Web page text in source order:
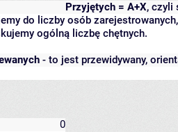
Przyjętych = A+X, czyli
do liczby osób
ogólną liczbę chętnych.
- to jest przewidywany,
0